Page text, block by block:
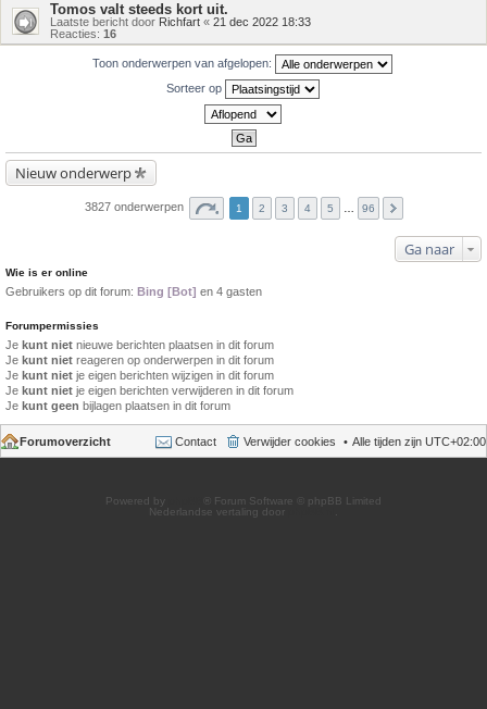
Tomos valt steeds kort uit.
Laatste bericht door Richfart « 21 dec 2022 18:33
Reacties: 16
Toon onderwerpen van afgelopen:
Sorteer op
Nieuw onderwerp
3827 onderwerpen 1 2 3 4 5 96
Ga naar
Wie is er online
Gebruikers op dit forum: Bing [Bot] en 4 gasten
Forumpermissies
Je kunt niet nieuwe berichten plaatsen in dit forum
Je kunt niet reageren op onderwerpen in dit forum
Je kunt niet je eigen berichten wijzigen in dit forum
Je kunt niet je eigen berichten verwijderen in dit forum
Je kunt geen bijlagen plaatsen in dit forum
Forumoverzicht Alle tijden zijn UTC+02:00
Verwijder cookies
Contact
Powered by
® Forum Software © phpBB Limited
Nederlandse vertaling door